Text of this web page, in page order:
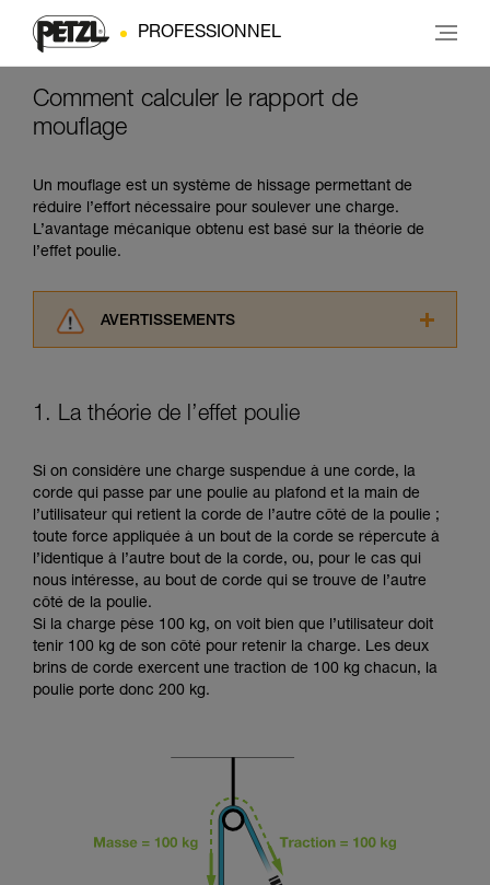
PROFESSIONNEL
Comment calculer le rapport de
mouflage
Un mouflage est un système de hissage permettant de
réduire l’effort nécessaire pour soulever une charge.
L’avantage mécanique obtenu est basé sur la théorie de
l’effet poulie.
AVERTISSEMENTS
consulter. Vous devez avoir compris les
informations de la notice technique pour
d’informations.
Maîtriser ces techniques nécessite une
formation et un entraînement spécifique. Validez
avec un professionnel votre capacité à refaire
la manipulation, seul, en toute sécurité, avant
de la reproduire en autonomie.
Nous donnons des exemples de techniques
liées à votre activité. Il peut en exister d’autres
que nous ne décrivons pas ici.
1. La théorie de l’effet poulie
Si on considère une charge suspendue à une corde, la
corde qui passe par une poulie au plafond et la main de
l’utilisateur qui retient la corde de l’autre côté de la poulie ;
toute force appliquée à un bout de la corde se répercute à
l’identique à l’autre bout de la corde, ou, pour le cas qui
nous intéresse, au bout de corde qui se trouve de l’autre
côté de la poulie.
Si la charge pèse 100 kg, on voit bien que l’utilisateur doit
tenir 100 kg de son côté pour retenir la charge. Les deux
brins de corde exercent une traction de 100 kg chacun, la
poulie porte donc 200 kg.